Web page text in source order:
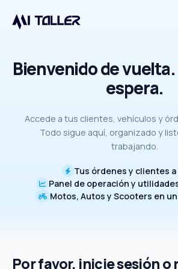
Bienvenido de vuelta.
espera.
Accede a tus clientes, vehículos y
Todo sigue aquí, organizado y
trabajando.
Tus órdenes y clientes a
Panel de operación y
Motos, Autos y Scooters en
Por favor, inicie sesión o